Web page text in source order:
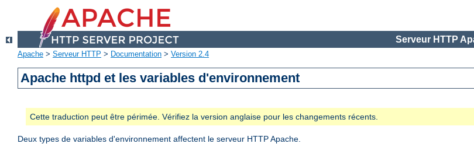
Serveur HTTP
Apache > Serveur HTTP > Documentation > Version 2.4
Apache httpd et les variables d'environnement
Cette traduction peut être périmée. Vérifiez la version anglaise pour les changements récents.
Deux types de variables d'environnement affectent le serveur HTTP Apache.